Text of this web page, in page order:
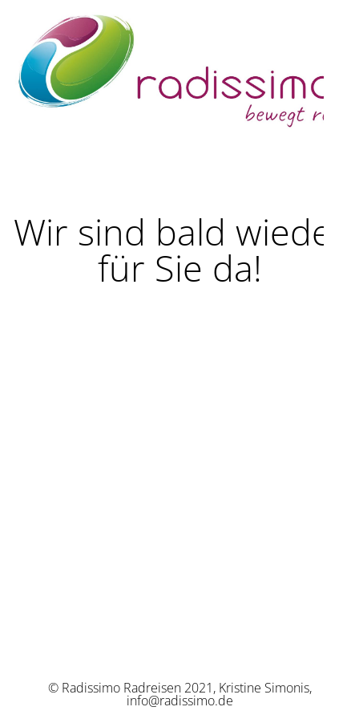
Wir sind bald wieder
für Sie da!
© Radissimo Radreisen 2021, Kristine Simonis,
info@radissimo.de